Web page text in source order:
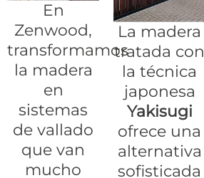
En
Zenwood,
transformamos
la madera
en
sistemas
de vallado
que van
mucho
La madera
tratada con
la técnica
japonesa
Yakisugi
ofrece una
alternativa
sofisticada